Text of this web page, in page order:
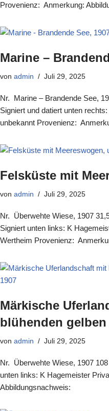
Provenienz: Anmerkung:
Marine –
von admin Juli 29, 2025
Nr. Marine – Brandende See,
Signiert und datiert unten
unbekannt Provenienz:
Felsküste mit
von admin Juli 29, 2025
Nr. Überwehte Wiese, 1907
Signiert unten links: K
Wertheim Provenienz:
Märkische
blühenden
von admin Juli 29, 2025
Nr. Überwehte Wiese, 1907
unten links: K Hagemeister
Abbildungsnachweis: